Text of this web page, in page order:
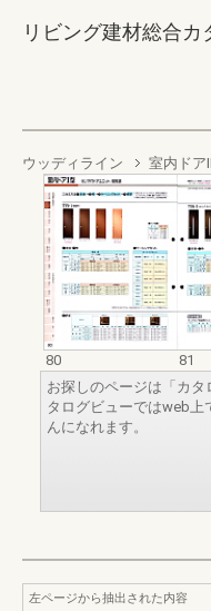
リビング建材総合カ
ウッディライン 室内ドア
80
81
お探しのページは「カ
タログビューではweb上
んになれます。
左ページから抽出された内容